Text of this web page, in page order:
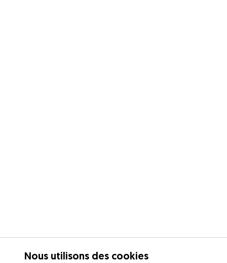
Nous utilisons des cookies